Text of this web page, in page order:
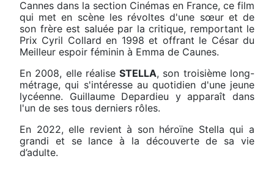
Cannes dans la section Cinémas en France, ce film
qui met en scène les révoltes d'une sœur et de
son frère est saluée par la critique, remportant le
Prix Cyril Collard en 1998 et offrant le César du
Meilleur espoir féminin à Emma de Caunes.
En 2008, elle réaliseSTELLA, son troisième long-
métrage, qui s'intéresse au quotidien d'une jeune
lycéenne. Guillaume Depardieu y apparaît dans
l'un de ses tous derniers rôles.
En 2022, elle revient à son héroïne Stella qui a
grandi et se lance à la découverte de sa vie
d’adulte.